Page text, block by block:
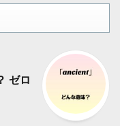
ゼロ